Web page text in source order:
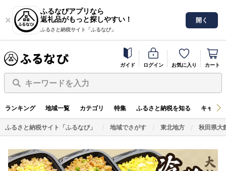
ふるなびアプリなら
返礼品がもっと探しやすい！
ふるさと納税サイト「ふるなび」
開く
ガイド ログイン お気に入り カート
キーワードを入力
ランキング 地域一覧 カテゴリ 特集 ふるさと納税を知る キャン
ふるさと納税サイト「ふるなび」 地域でさがす 東北地方 秋田県大